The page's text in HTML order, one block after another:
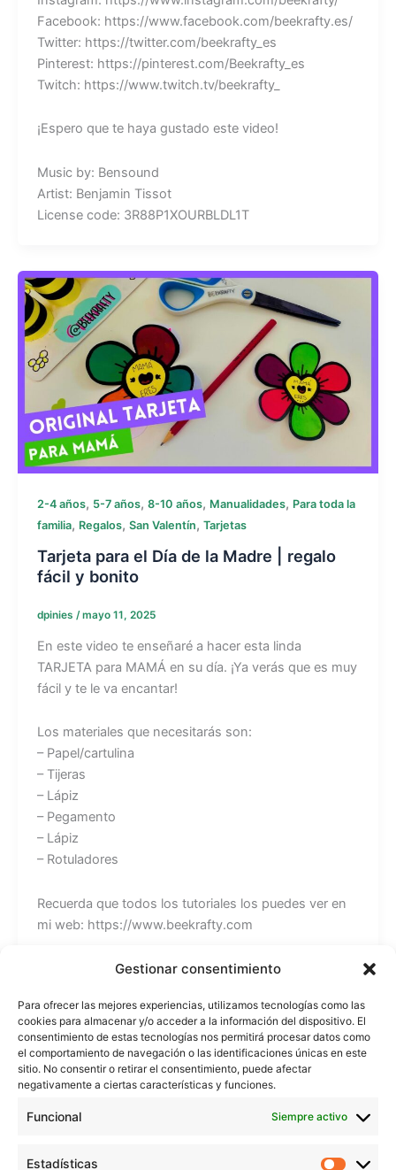
Gestionar consentimiento
Para ofrecer las mejores experiencias, utilizamos tecnologías como las
cookies para almacenar y/o acceder a la información del dispositivo. El
consentimiento de estas tecnologías nos permitirá procesar datos como
el comportamiento de navegación o las identificaciones únicas en este
sitio. No consentir o retirar el consentimiento, puede afectar
negativamente a ciertas características y funciones.
Funcional Siempre activo
Estadísticas
Facebook: https://www.facebook.com/beekrafty.es/
Twitter: https://twitter.com/beekrafty_es
Pinterest: https://pinterest.com/Beekrafty_es
Twitch: https://www.twitch.tv/beekrafty_
¡Espero que te haya gustado este video!
Music by: Bensound
Artist: Benjamin Tissot
License code: 3R88P1XOURBLDL1T
2-4 años, 5-7 años, 8-10 años, Manualidades, Para toda la
familia, Regalos, San Valentín, Tarjetas
Tarjeta para el Día de la Madre | regalo
fácil y bonito
dpinies /mayo 11, 2025
En este video te enseñaré a hacer esta linda
TARJETA para MAMÁ en su día. ¡Ya verás que es muy
fácil y te le va encantar!
Los materiales que necesitarás son:
– Papel/cartulina
– Tijeras
– Lápiz
– Pegamento
– Lápiz
– Rotuladores
Recuerda que todos los tutoriales los puedes ver en
mi web: https://www.beekrafty.com
También puedes encontrarme en:
Facebook: https://www.facebook.com/beekrafty.es/
Twitter: https://twitter.com/beekrafty_es
Pinterest: https://pinterest.com/Beekrafty_es
Twitch: https://www.twitch.tv/beekrafty_
¡Espero que te haya gustado este video!
Music by: Bensound.com/free-music-for-videos